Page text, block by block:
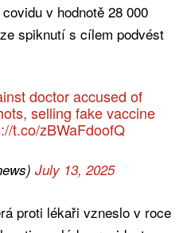
v hodnotě 28 000
spiknutí s cílem podvést
doctor accused of
selling fake vaccine
t.co/zBWaFdoofQ
July 13, 2025
proti lékaři vzneslo v roce